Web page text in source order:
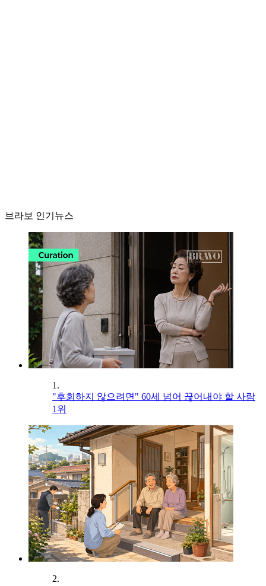
브라보 인기뉴스
1.
"후회하지 않으려면" 60세 넘어 끊어내야 할 사람
1위
2.